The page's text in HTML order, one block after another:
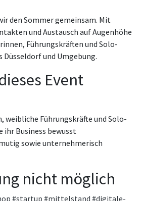
den Sommer gemeinsam. Mit
und Austausch auf Augenhöhe
Führungskräften und Solo-
und Umgebung.
Event
weibliche Führungskräfte und Solo-
ihr Business bewusst
sowie unternehmerisch
nicht möglich
#startup #mittelstand #digitale-